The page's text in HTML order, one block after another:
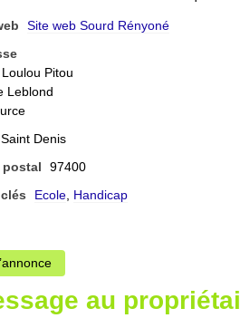
Site web Sourd Rényoné
Pitou
Leblond
Saint Denis
postal
97400
Ecole Handicap
au